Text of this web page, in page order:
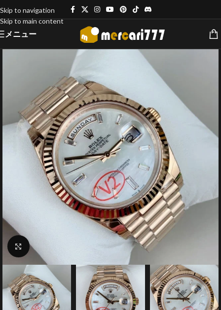
Skip to navigation
Skip to main content
メニュー
クリックで拡大